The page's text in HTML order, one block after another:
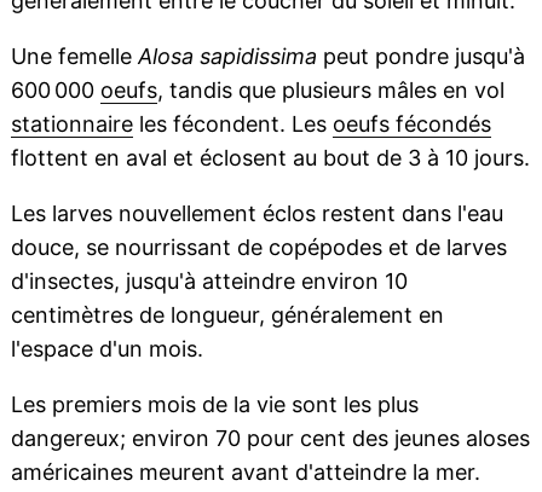
Une femelle Alosa sapidissima peut pondre jusqu'à
600 000 oeufs, tandis que plusieurs mâles en vol
stationnaireles fécondent. Les oeufs fécondés
flottent en aval et éclosent au bout de 3 à 10 jours.
Les larves nouvellement éclos restent dans l'eau
douce, se nourrissant de copépodes et de larves
d'insectes, jusqu'à atteindre environ 10
centimètres de longueur, généralement en
l'espace d'un mois.
Les premiers mois de la vie sont les plus
dangereux; environ 70 pour cent des jeunes aloses
américaines meurent avant d'atteindre la mer.